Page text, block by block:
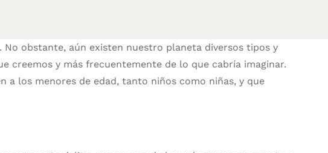
obstante, aún existen nuestro planeta diversos tipos y
creemos y más frecuentemente de lo que cabría imaginar.
a los menores de edad, tanto niños como niñas, y que